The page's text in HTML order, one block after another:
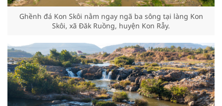
Ghềnh đá Kon Skôi nằm ngay ngã ba sông tại làng Kon
Skôi, xã Đăk Ruồng, huyện Kon Rẫy.